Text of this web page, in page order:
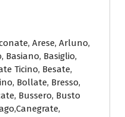
Arese, Arluno,
Basiano, Basiglio,
Ticino, Besate,
Bollate, Bresso,
Bussero, Busto